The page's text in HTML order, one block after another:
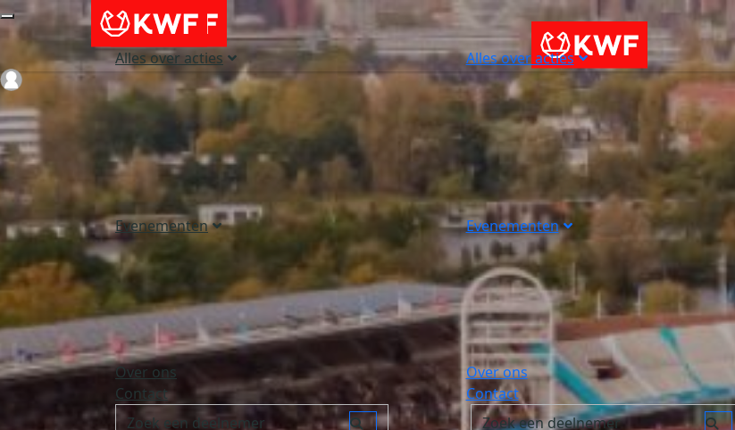
Alles over acties
Evenementen
Over ons
Contact
Alles over acties
Evenementen
Over ons
Contact
Login